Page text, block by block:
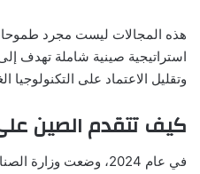
هذه المجالات ليست مجرد
استراتيجية صينية شاملة تهدف إلى
وتقليل الاعتماد على التكنولوجيا
كيف تتقدم الصين